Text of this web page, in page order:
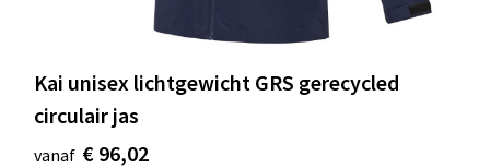
Kai unisex lichtgewicht GRS gerecycled
circulair jas
vanaf € 96,02